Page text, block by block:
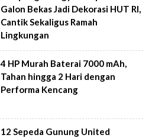
Galon Bekas Jadi Dekorasi HUT RI,
Cantik Sekaligus Ramah
Lingkungan
4 HP Murah Baterai 7000 mAh,
Tahan hingga 2 Hari dengan
Performa Kencang
12 Sepeda Gunung United